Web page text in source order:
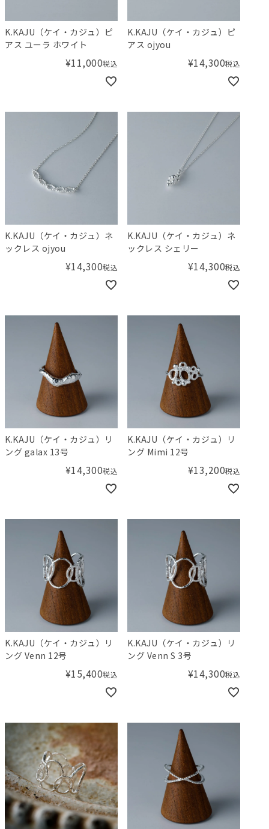
K.KAJU（ケイ・カジュ）ピ
アス ユーラ ホワイト
¥11,000税込
K.KAJU（ケイ・カジュ）ピ
アス ojyou
¥14,300税込
K.KAJU（ケイ・カジュ）ネ
ックレス ojyou
¥14,300税込
K.KAJU（ケイ・カジュ）ネ
ックレス シェリー
¥14,300税込
K.KAJU（ケイ・カジュ）リ
ング galax 13号
¥14,300税込
K.KAJU（ケイ・カジュ）リ
ング Mimi 12号
¥13,200税込
K.KAJU（ケイ・カジュ）リ
ング Venn 12号
¥15,400税込
K.KAJU（ケイ・カジュ）リ
ング Venn S 3号
¥14,300税込